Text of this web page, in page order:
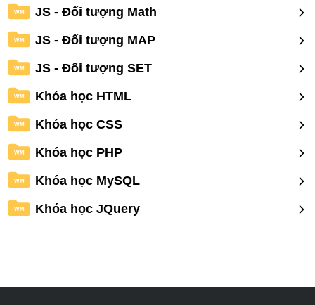
WM JS - Đối tượng Math
WM JS - Đối tượng MAP
WM JS - Đối tượng SET
WM Khóa học HTML
WM Khóa học CSS
WM Khóa học PHP
WM Khóa học MySQL
WM Khóa học JQuery